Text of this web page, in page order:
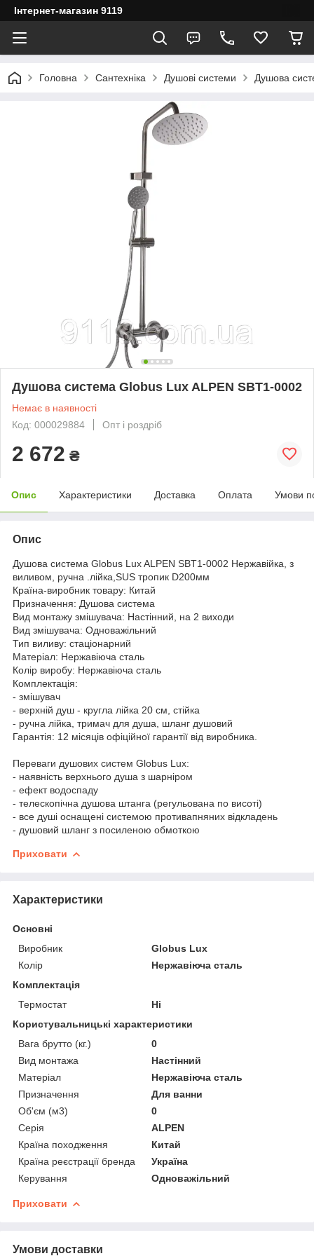
Інтернет-магазин 9119
Головна Сантехніка Душові системи Душова
Душова система Globus Lux ALPEN SBT1-0002
Немає в наявності
Код: 000029884
Опт і роздріб
2 672 ₴
Опис Характеристики Доставка Оплата Умови
Опис
Душова система Globus Lux ALPEN SBT1-0002 Нержавійка, з
виливом, ручна .лійка,SUS тропик D200мм
Країна-виробник товару: Китай
Призначення: Душова система
Вид монтажу змішувача: Настінний, на 2 виходи
Вид змішувача: Одноважільний
Тип виливу: стаціонарний
Матеріал: Нержавіюча сталь
Колір виробу: Нержавіюча сталь
Комплектація:
- змішувач
- верхній душ - кругла лійка 20 см, стійка
- ручна лійка, тримач для душа, шланг душовий
Гарантія: 12 місяців офіційної гарантії від виробника.
Переваги душових систем Globus Lux:
- наявність верхнього душа з шарніром
- ефект водоспаду
- телескопічна душова штанга (регульована по висоті)
- все душі оснащені системою противапняних відкладень
- душовий шланг з посиленою обмоткою
Приховати
Характеристики
Основні
Виробник
Globus Lux
Колір
Нержавіюча сталь
Комплектація
Термостат
Ні
Користувальницькі характеристики
Вага брутто (кг.)
0
Вид монтажа
Настінний
Матеріал
Нержавіюча сталь
Призначення
Для ванни
Об'єм (м3)
0
Серія
ALPEN
Країна походження
Китай
Країна реєстрації бренда
Україна
Керування
Одноважільний
Приховати
Умови доставки